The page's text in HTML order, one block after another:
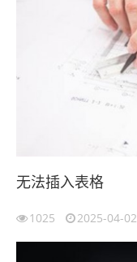
无法插入表格
1025 2025-04-02